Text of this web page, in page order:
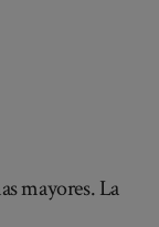
mayores. La